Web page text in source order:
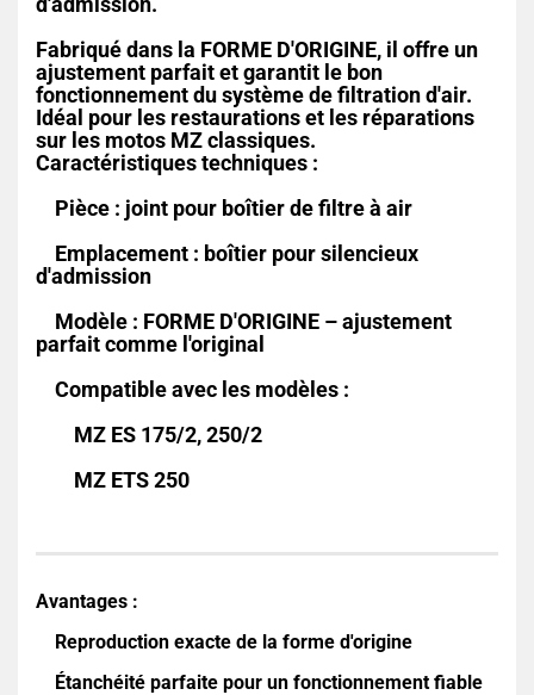
Fabriqué dans la FORME D'ORIGINE, il offre un
ajustement parfait et garantit le bon
fonctionnement du système de filtration d'air.
Idéal pour les restaurations et les réparations
sur les motos MZ classiques.
Caractéristiques techniques :
Pièce : joint pour boîtier de filtre à air
Emplacement : boîtier pour silencieux
d'admission
Modèle : FORME D'ORIGINE – ajustement
parfait comme l'original
Compatible avec les modèles :
MZ ES 175/2, 250/2
MZ ETS 250
Avantages :
Reproduction exacte de la forme d'origine
Étanchéité parfaite pour un fonctionnement fiable